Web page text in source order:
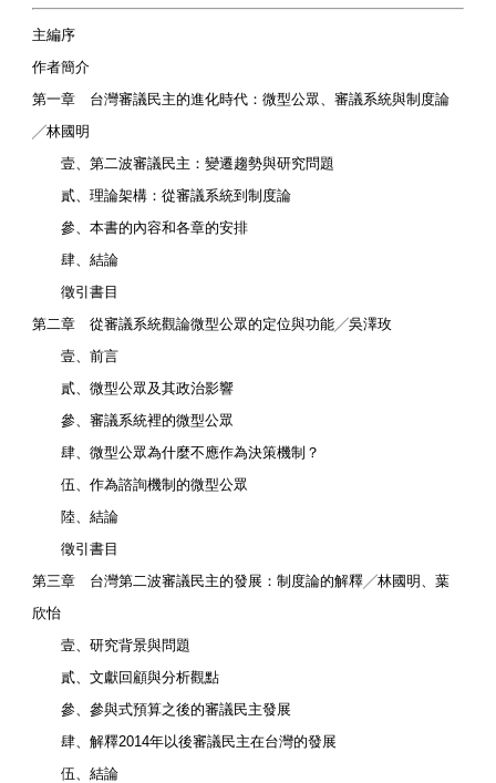
主編序
作者簡介
第一章 台灣審議民主的進化時代：微型公眾、審議系統與制度論
╱林國明
壹、第二波審議民主：變遷趨勢與研究問題
貳、理論架構：從審議系統到制度論
參、本書的內容和各章的安排
肆、結論
徵引書目
第二章 從審議系統觀論微型公眾的定位與功能╱吳澤玫
壹、前言
貳、微型公眾及其政治影響
參、審議系統裡的微型公眾
肆、微型公眾為什麼不應作為決策機制？
伍、作為諮詢機制的微型公眾
陸、結論
徵引書目
第三章 台灣第二波審議民主的發展：制度論的解釋╱林國明、葉
欣怡
壹、研究背景與問題
貳、文獻回顧與分析觀點
參、參與式預算之後的審議民主發展
肆、解釋2014年以後審議民主在台灣的發展
伍、結論